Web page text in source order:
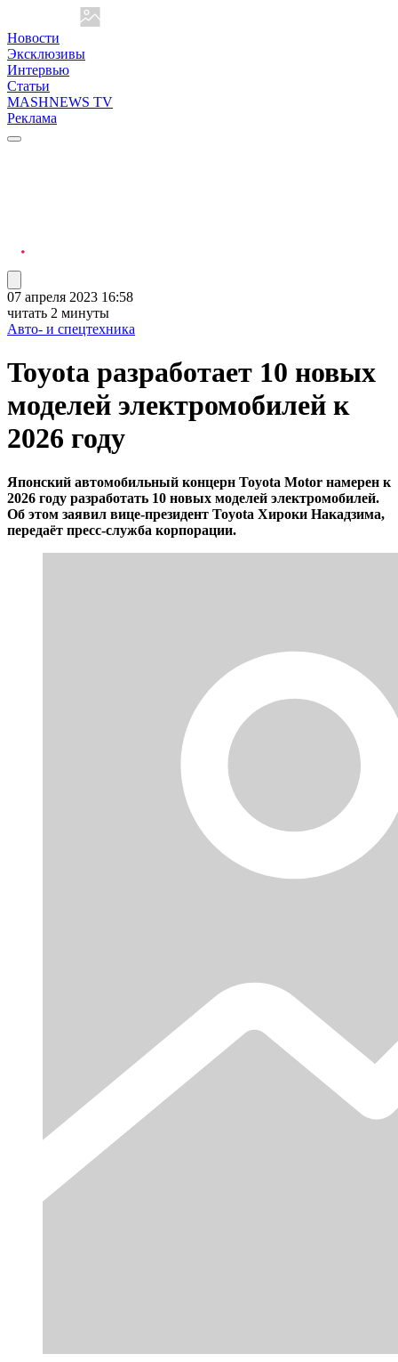
Новости
Эксклюзивы
Интервью
Статьи
MASHNEWS TV
Реклама
07 апреля 2023 16:58
читать 2 минуты
Авто- и спецтехника
Toyota разработает 10 новых
моделей электромобилей к
2026 году
Японский автомобильный концерн Toyota Motor намерен к
2026 году разработать 10 новых моделей электромобилей.
Об этом заявил вице-президент Toyota Хироки Накадзима,
передаёт пресс-служба корпорации.